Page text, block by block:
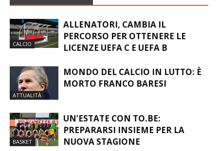
CALCIO
ALLENATORI, CAMBIA IL
PERCORSO PER OTTENERE LE
LICENZE UEFA C E UEFA B
ATTUALITÀ
MONDO DEL CALCIO IN LUTTO: È
MORTO FRANCO BARESI
BASKET
UN’ESTATE CON TO.BE:
PREPARARSI INSIEME PER LA
NUOVA STAGIONE